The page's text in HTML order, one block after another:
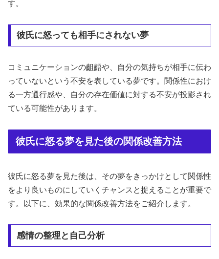
す。
彼氏に怒っても相手にされない夢
コミュニケーションの齟齬や、自分の気持ちが相手に伝わ
っていないという不安を表している夢です。関係性におけ
る一方通行感や、自分の存在価値に対する不安が投影され
ている可能性があります。
彼氏に怒る夢を見た後の関係改善方法
彼氏に怒る夢を見た後は、その夢をきっかけとして関係性
をより良いものにしていくチャンスと捉えることが重要で
す。以下に、効果的な関係改善方法をご紹介します。
感情の整理と自己分析